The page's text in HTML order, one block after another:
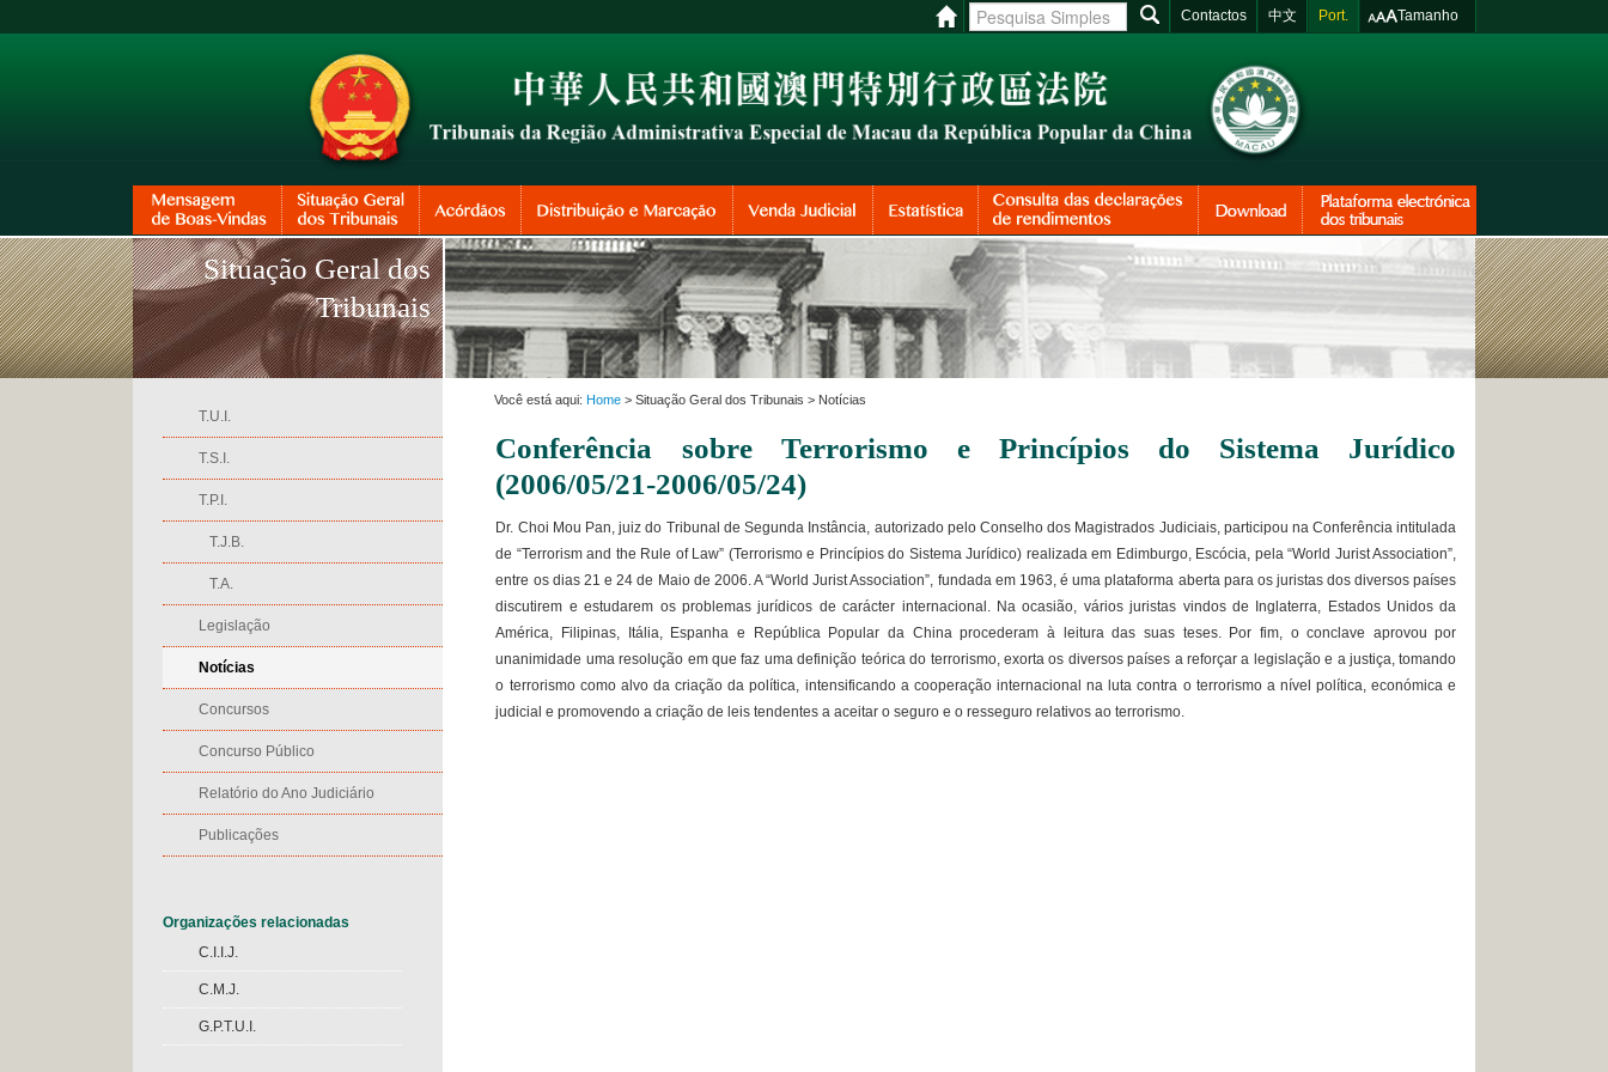
Contactos 中文 Port. Tamanho
Situação Geral dos
Tribunais
Organizações relacionadas
C.I.I.J.
C.M.J.
G.P.T.U.I.
T.U.I.
T.S.I.
T.P.I.
T.J.B.
T.A.
Legislação
Notícias
Concursos
Concurso Público
Relatório do Ano Judiciário
Publicações
Você está aqui:Home > Situação Geral dos Tribunais > Notícias
Conferência sobre Terrorismo e Princípios do Sistema Jurídico
(2006/05/21-2006/05/24)
Dr. Choi Mou Pan, juiz do Tribunal de Segunda Instância, autorizado pelo Conselho dos Magistrados Judiciais, participou na Conferência intitulada
de “Terrorism and the Rule of Law” (Terrorismo e Princípios do Sistema Jurídico) realizada em Edimburgo, Escócia, pela “World Jurist Association”,
entre os dias 21 e 24 de Maio de 2006. A “World Jurist Association”, fundada em 1963, é uma plataforma aberta para os juristas dos diversos países
discutirem e estudarem os problemas jurídicos de carácter internacional. Na ocasião, vários juristas vindos de Inglaterra, Estados Unidos da
América, Filipinas, Itália, Espanha e República Popular da China procederam à leitura das suas teses. Por fim, o conclave aprovou por
unanimidade uma resolução em que faz uma definição teórica do terrorismo, exorta os diversos países a reforçar a legislação e a justiça, tomando
o terrorismo como alvo da criação da política, intensificando a cooperação internacional na luta contra o terrorismo a nível política, económica e
judicial e promovendo a criação de leis tendentes a aceitar o seguro e o resseguro relativos ao terrorismo.